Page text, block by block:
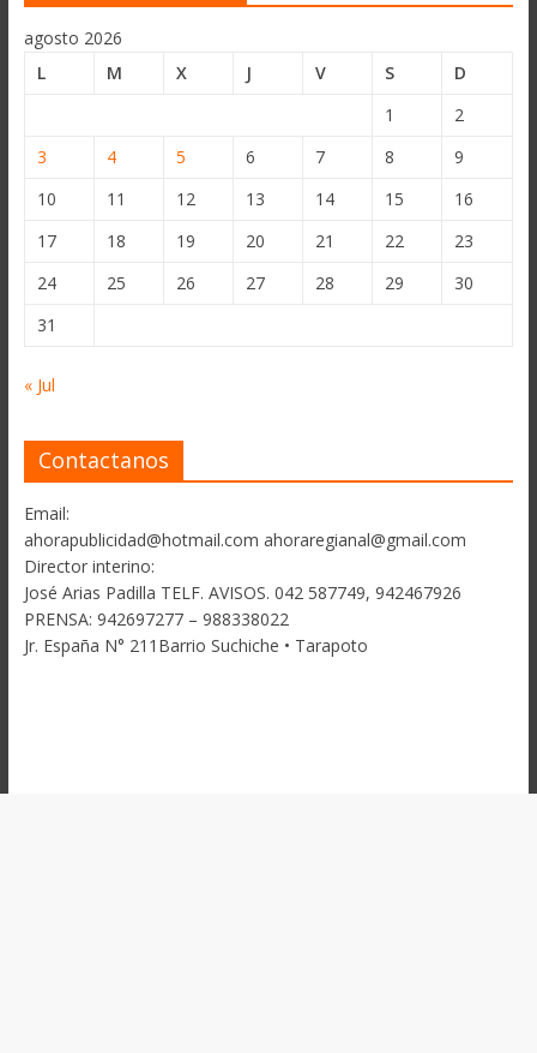
agosto 2026
L
M X J V S
D
1
2
3
4 5 6 7 8
9
10
11 12 13 14 15
16
17
18 19 20 21 22
23
24
25 26 27 28 29
30
31
« Jul
Contactanos
Email:
ahorapublicidad@hotmail.com ahoraregianal@gmail.com
Director interino:
José Arias Padilla TELF. AVISOS. 042 587749, 942467926
PRENSA: 942697277 – 988338022
Jr. España N° 211Barrio Suchiche • Tarapoto